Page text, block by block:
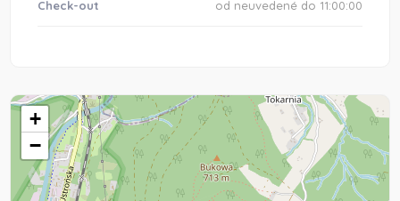
Check-out od neuvedené do 11:00:00
+
−